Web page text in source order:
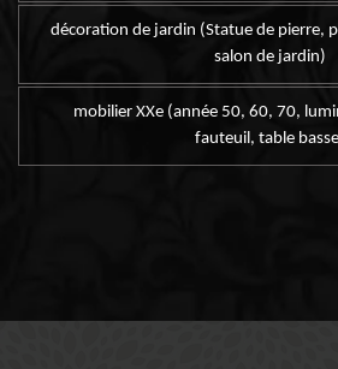
décoration de jardin (Statue de pierre,
salon de jardin)
mobilier XXe (année 50, 60, 70,
fauteuil, table